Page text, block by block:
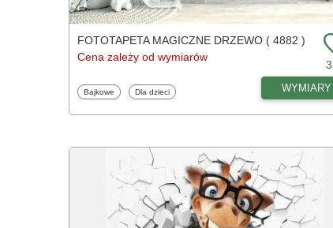
FOTOTAPETA MAGICZNE DRZEWO ( 4882 )
Cena zależy od wymiarów
Fototapety
Bajkowe Fototapety
Dla dzieci WYMIARY